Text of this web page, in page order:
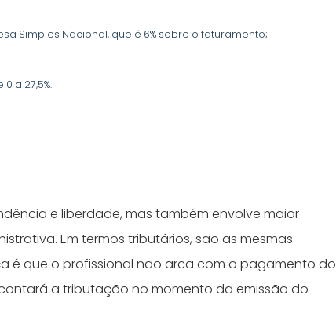
Simples Nacional, que é 6% sobre o faturamento;
a 27,5%.
e liberdade, mas também envolve maior
Em termos tributários, são as mesmas
é que o profissional não arca com o pagamento do
a tributação no momento da emissão do